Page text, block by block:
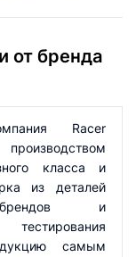
от бренда
Racer
класса и
из деталей
и
тестирования
самым